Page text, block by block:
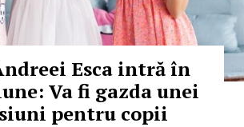
Esca intră în
Va fi gazda unei
pentru copii